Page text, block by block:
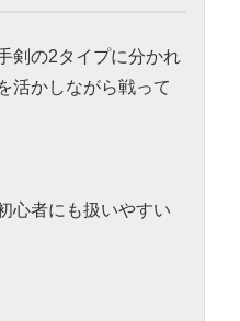
剣の2タイプに分かれ
活かしながら戦って
心者にも扱いやすい